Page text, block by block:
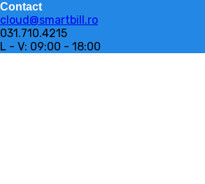
Contact
cloud@smartbill.ro
031.710.4215
L - V: 09:00 - 18:00